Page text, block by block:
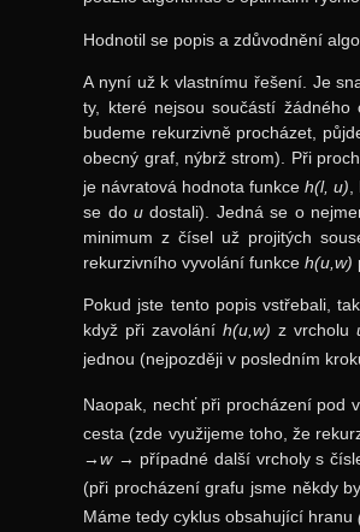
Hodnotil se popis a zdůvodnění
A nyní už k vlastnímu řešení. Je
ty, které nejsou součástí
budeme rekurzivně procházet,
obecný graf, nýbrž strom). Při
je návratová hodnota funkceh(l, u)
se do u dostali). Jedná se o
minimum z čísel už projitých
rekurzivního vyvolání funkceh(u,w)
Pokud jste tento popis vstřebali,
když při zavolání h(u,w) z vrcholu
jednou (nejpozději v posledním
Naopak, nechť při procházení pod
cesta (zde využijeme toho, že
→w → případné další vrcholy s
(při procházení grafu jsme někdy
Máme tedy cyklus obsahující hranu